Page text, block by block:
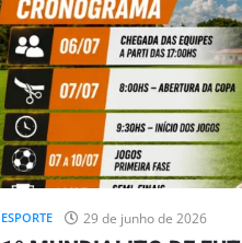
ESPORTE 29 de junho de 2026